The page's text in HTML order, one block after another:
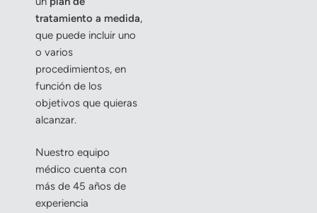
tratamiento a medida,
que puede incluir uno
o varios
procedimientos, en
función de los
objetivos que quieras
alcanzar.
Nuestro equipo
médico cuenta con
más de 45 años de
experiencia